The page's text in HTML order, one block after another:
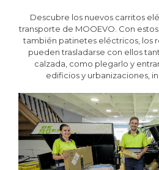
Descubre los nuevos carritos
transporte de MOOEVO. Con
también patinetes eléctricos, los
pueden trasladarse con ellos
calzada, como plegarlo y
edificios y urbanizaciones,